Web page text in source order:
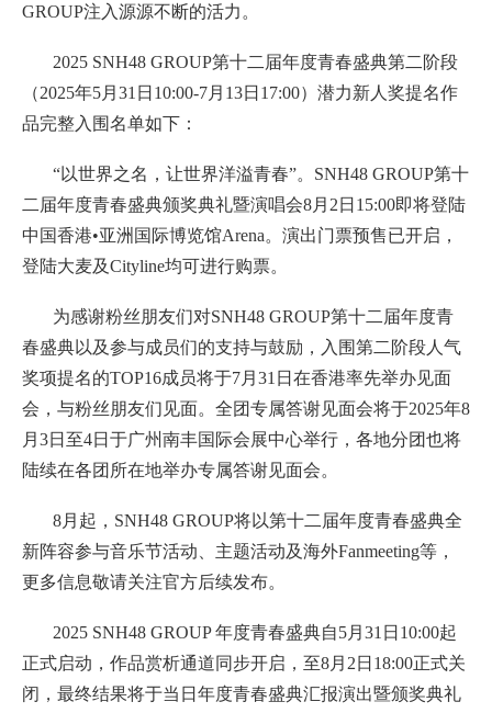
GROUP注入源源不断的活力。
2025 SNH48 GROUP第十二届年度青春盛典第二阶段
（2025年5月31日10:00-7月13日17:00）潜力新人奖提名作
品完整入围名单如下：
“以世界之名，让世界洋溢青春”。SNH48 GROUP第十
二届年度青春盛典颁奖典礼暨演唱会8月2日15:00即将登陆
中国香港•亚洲国际博览馆Arena。演出门票预售已开启，
登陆大麦及Cityline均可进行购票。
为感谢粉丝朋友们对SNH48 GROUP第十二届年度青
春盛典以及参与成员们的支持与鼓励，入围第二阶段人气
奖项提名的TOP16成员将于7月31日在香港率先举办见面
会，与粉丝朋友们见面。全团专属答谢见面会将于2025年8
月3日至4日于广州南丰国际会展中心举行，各地分团也将
陆续在各团所在地举办专属答谢见面会。
8月起，SNH48 GROUP将以第十二届年度青春盛典全
新阵容参与音乐节活动、主题活动及海外Fanmeeting等，
更多信息敬请关注官方后续发布。
2025 SNH48 GROUP 年度青春盛典自5月31日10:00起
正式启动，作品赏析通道同步开启，至8月2日18:00正式关
闭，最终结果将于当日年度青春盛典汇报演出暨颁奖典礼